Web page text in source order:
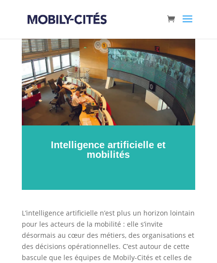
Intelligence artificielle et
mobilités
L’intelligence artificielle n’est plus un horizon lointain
pour les acteurs de la mobilité : elle s’invite
désormais au cœur des métiers, des organisations et
des décisions opérationnelles. C’est autour de cette
bascule que les équipes de Mobily-Cités et celles de